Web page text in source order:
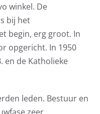
winkel. De
bij het
begin, erg groot. In
opgericht. In 1950
en de Katholieke
leden. Bestuur en